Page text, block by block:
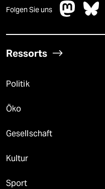
Folgen Sie uns
Ressorts
Politik
Öko
Gesellschaft
Kultur
Sport